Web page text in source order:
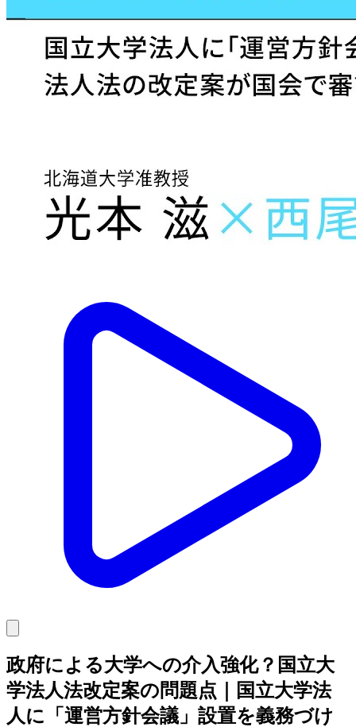
政府による大学への介入強化？国立大
学法人法改定案の問題点｜国立大学法
人に「運営方針会議」設置を義務づけ